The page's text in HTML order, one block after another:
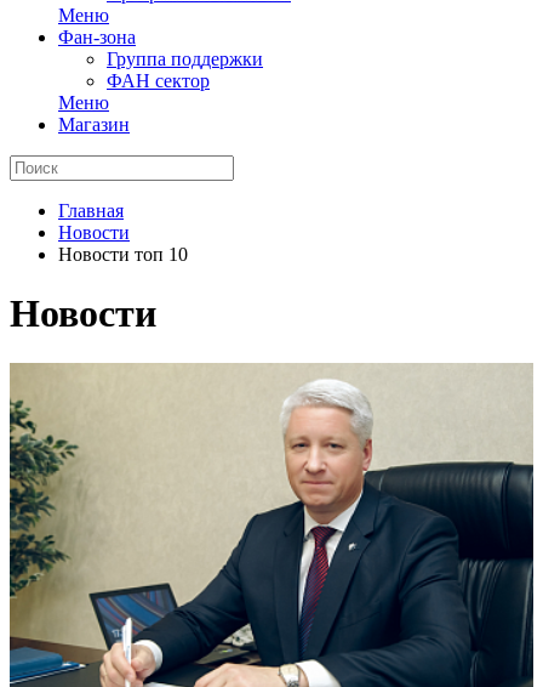
Меню
Фан-зона
Группа поддержки
ФАН сектор
Меню
Магазин
Главная
Новости
Новости топ 10
Новости